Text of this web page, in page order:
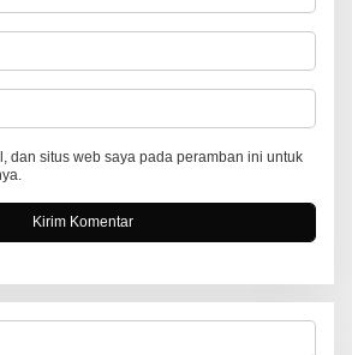
dan situs web saya pada peramban ini untuk